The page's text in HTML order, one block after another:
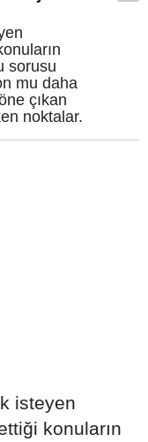
sorusu
mu daha
çıkan
noktalar.
isteyen
konuların